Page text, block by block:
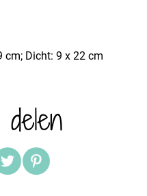
cm; Dicht: 9 x 22 cm